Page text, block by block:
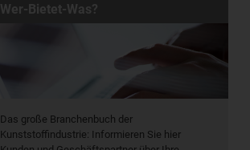
Wer-Bietet-Was?
Das große Branchenbuch der
Kunststoffindustrie: Informieren Sie hier